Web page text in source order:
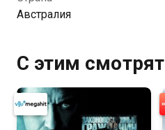
Австралия
С этим смотрят